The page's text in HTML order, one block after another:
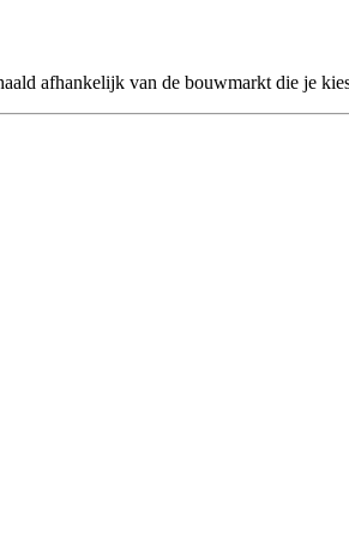
afhankelijk van de bouwmarkt die je